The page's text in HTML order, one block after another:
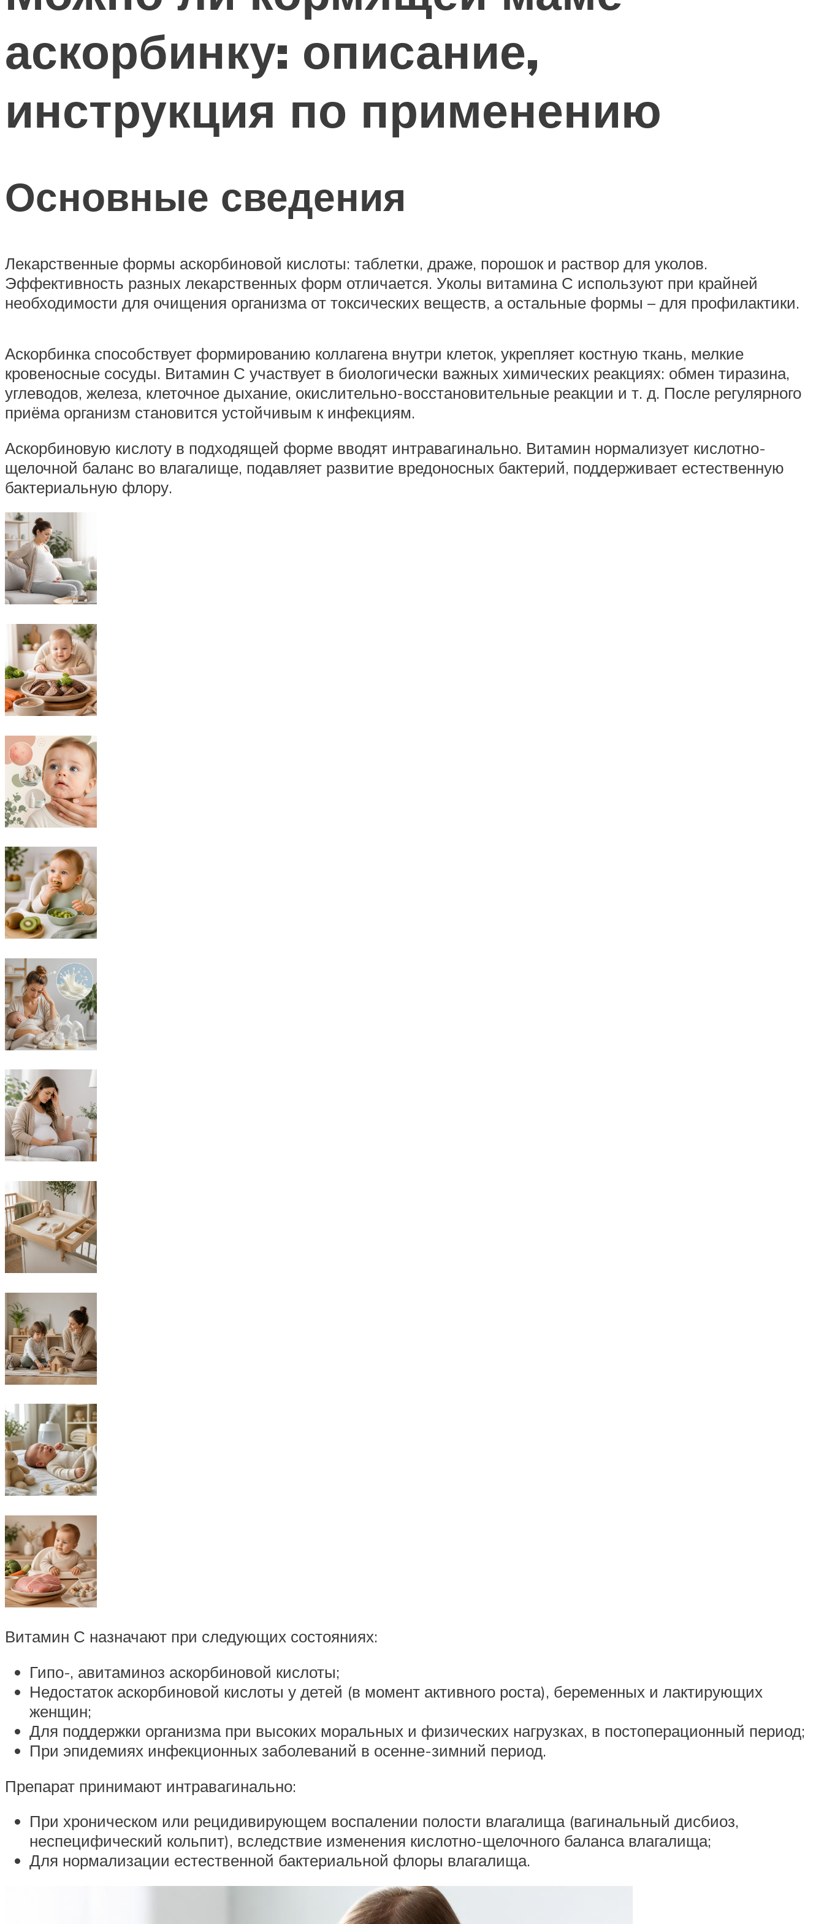
аскорбинку: описание,
инструкция по применению
Основные сведения
Лекарственные формы аскорбиновой кислоты: таблетки, драже, порошок и раствор для уколов.
Эффективность разных лекарственных форм отличается. Уколы витамина С используют при крайней
необходимости для очищения организма от токсических веществ, а остальные формы – для профилактики.
Аскорбинка способствует формированию коллагена внутри клеток, укрепляет костную ткань, мелкие
кровеносные сосуды. Витамин С участвует в биологически важных химических реакциях: обмен тиразина,
углеводов, железа, клеточное дыхание, окислительно-восстановительные реакции и т. д. После регулярного
приёма организм становится устойчивым к инфекциям.
Аскорбиновую кислоту в подходящей форме вводят интравагинально. Витамин нормализует кислотно-
щелочной баланс во влагалище, подавляет развитие вредоносных бактерий, поддерживает естественную
бактериальную флору.
Витамин С назначают при следующих состояниях:
Гипо-, авитаминоз аскорбиновой кислоты;
Недостаток аскорбиновой кислоты у детей (в момент активного роста), беременных и лактирующих
женщин;
Для поддержки организма при высоких моральных и физических нагрузках, в постоперационный период;
При эпидемиях инфекционных заболеваний в осенне-зимний период.
Препарат принимают интравагинально:
При хроническом или рецидивирующем воспалении полости влагалища (вагинальный дисбиоз,
неспецифический кольпит), вследствие изменения кислотно-щелочного баланса влагалища;
Для нормализации естественной бактериальной флоры влагалища.